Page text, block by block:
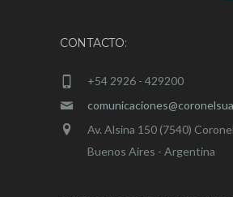
CONTACTO:
+54 2926 - 429200
Av. Alsina 150 (7540)
Buenos Aires - Argentina